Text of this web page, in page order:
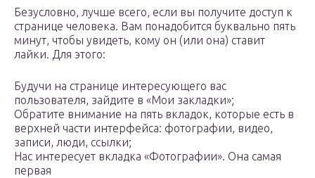
Безусловно, лучше всего, если вы получите доступ к
странице человека. Вам понадобится буквально пять
минут, чтобы увидеть, кому он (или она) ставит
лайки. Для этого:
Будучи на странице интересующего вас
пользователя, зайдите в «Мои закладки»;
Обратите внимание на пять вкладок, которые есть в
верхней части интерфейса: фотографии, видео,
записи, люди, ссылки;
Нас интересует вкладка «Фотографии». Она самая
первая